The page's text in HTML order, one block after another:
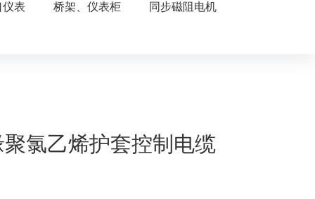
仪表 桥架、仪表柜 同步磁阻电机
氯乙烯护套控制电缆